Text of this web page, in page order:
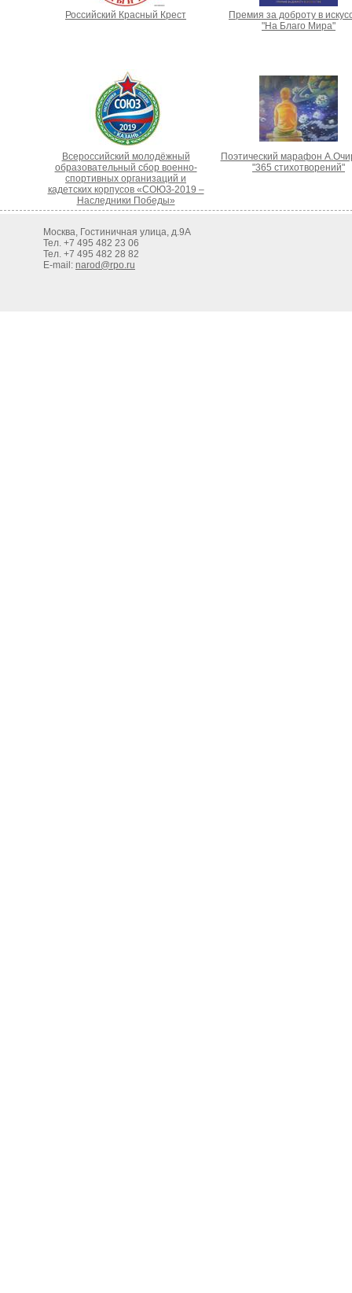
Российский Красный Крест
Премия за доброту в
"На Благо Мира"
Всероссийский молодёжный
образовательный сбор военно-
спортивных организаций и
кадетских корпусов «СОЮЗ-2019 –
Наследники Победы»
Поэтический марафон
"365 стихотворений"
Москва, Гостиничная улица, д.9А
Тел. +7 495 482 23 06
Тел. +7 495 482 28 82
E-mail: narod@rpo.ru